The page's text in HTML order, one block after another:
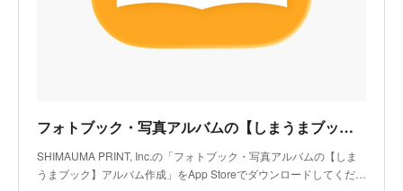
フォトブック・写真アルバムの【しまうまブック】アルバム作成アプリ - App Store
SHIMAUMA PRINT, Inc.の「フォトブック・写真アルバムの【しま
うまブック】アルバム作成」をApp Storeでダウンロードしてくだ…